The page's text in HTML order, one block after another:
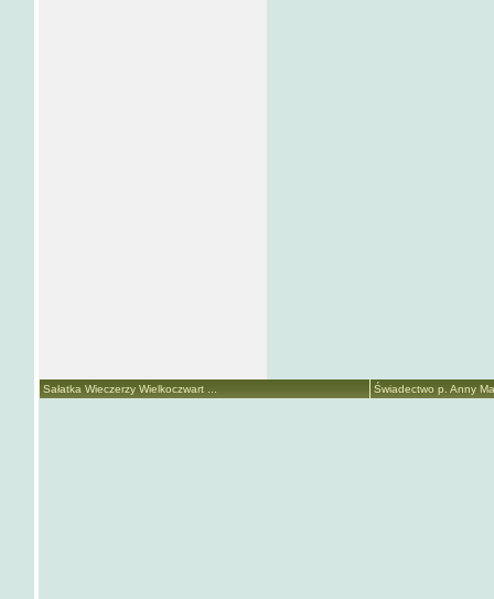
Sałatka Wieczerzy Wielkoczwart ... Świadectwo p. Anny